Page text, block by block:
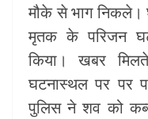
मौके से भाग निकले।
मृतक के परिजन
किया। खबर
घटनास्थल पर पर
पुलिस ने शव को